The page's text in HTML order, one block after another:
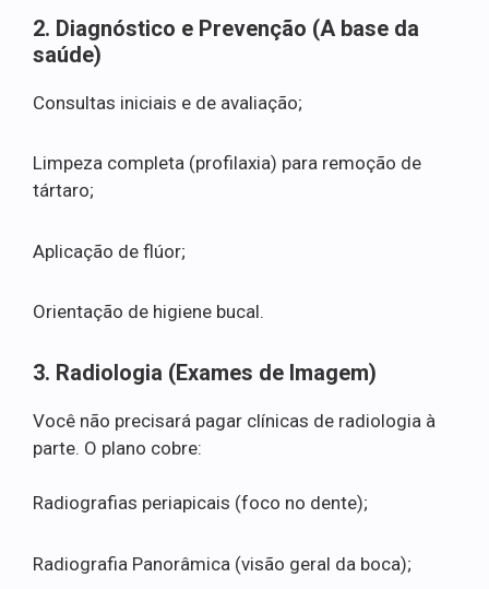
2. Diagnóstico e Prevenção (A base da
saúde)
Consultas iniciais e de avaliação;
Limpeza completa (profilaxia) para remoção de
tártaro;
Aplicação de flúor;
Orientação de higiene bucal.
3. Radiologia (Exames de Imagem)
Você não precisará pagar clínicas de radiologia à
parte. O plano cobre:
Radiografias periapicais (foco no dente);
Radiografia Panorâmica (visão geral da boca);